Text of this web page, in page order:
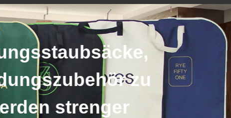
Holzbügel,
Die Details von